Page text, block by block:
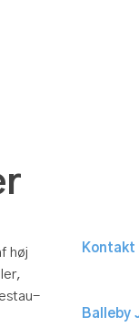
høj
Kontakt
Balleby